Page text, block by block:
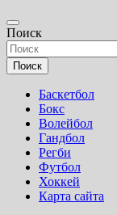
Поиск
Поиск
Баскетбол
Бокс
Волейбол
Гандбол
Регби
Футбол
Хоккей
Карта сайта